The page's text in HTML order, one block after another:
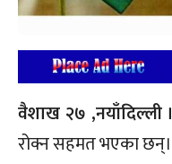
वैशाख २७ ,नयाँदिल्ली ।
रोक्न सहमत भएका छन्।